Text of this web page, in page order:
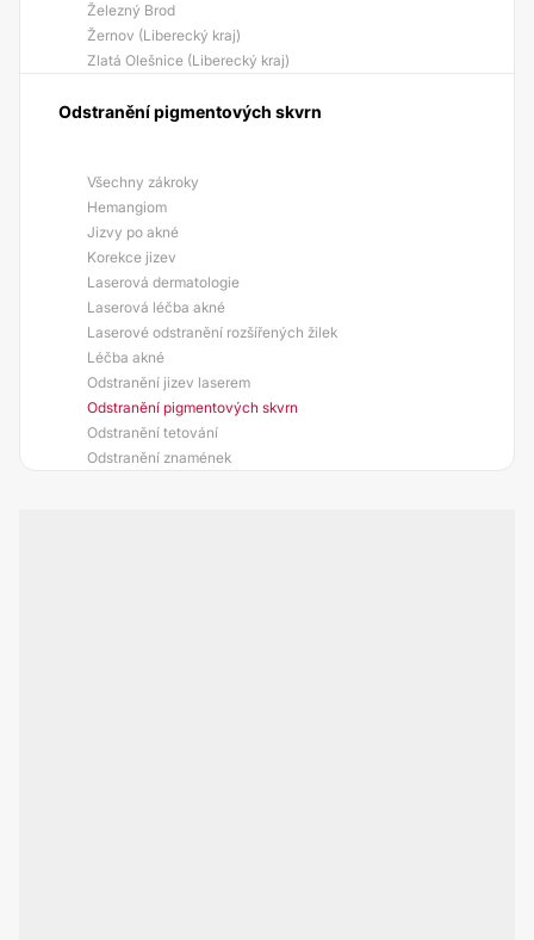
Železný Brod
Žernov (Liberecký kraj)
Zlatá Olešnice (Liberecký kraj)
Odstranění pigmentových skvrn
Všechny zákroky
Hemangiom
Jizvy po akné
Korekce jizev
Laserová dermatologie
Laserová léčba akné
Laserové odstranění rozšířených žilek
Léčba akné
Odstranění jizev laserem
Odstranění pigmentových skvrn
Odstranění tetování
Odstranění znamének